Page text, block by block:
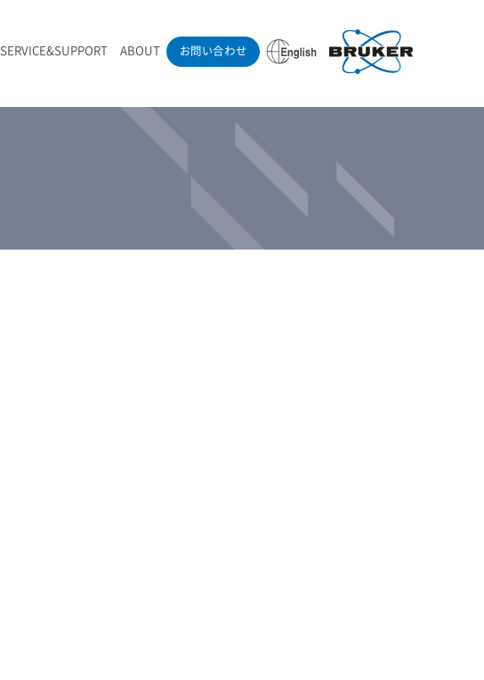
RAMANdrive | ウェハーステージ搭載ラマン顕微鏡
LIBcell | 不活性雰囲気ラマン測定用密閉容器
SERVICE&SUPPORT ABOUT お問い合わせ